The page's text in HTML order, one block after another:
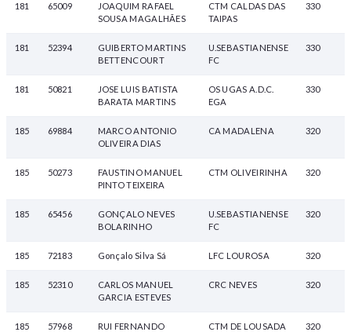
181 65009
JOAQUIM RAFAEL
SOUSA MAGALHÃES
CTM CALDAS DAS
TAIPAS
330
181 52394
GUIBERTO MARTINS
BETTENCOURT
U.SEBASTIANENSE
FC
330
181 50821
JOSE LUIS BATISTA
BARATA MARTINS
OS UGAS A.D.C.
EGA
330
185 69884
MARCO ANTONIO
OLIVEIRA DIAS
CA MADALENA 320
185 50273
FAUSTINO MANUEL
PINTO TEIXEIRA
CTM OLIVEIRINHA 320
185 65456
GONÇALO NEVES
BOLARINHO
U.SEBASTIANENSE
FC
320
185 72183 Gonçalo Silva Sá LFC LOUROSA 320
185 52310
CARLOS MANUEL
GARCIA ESTEVES
CRC NEVES 320
185 57968
RUI FERNANDO
CTM DE LOUSADA 320